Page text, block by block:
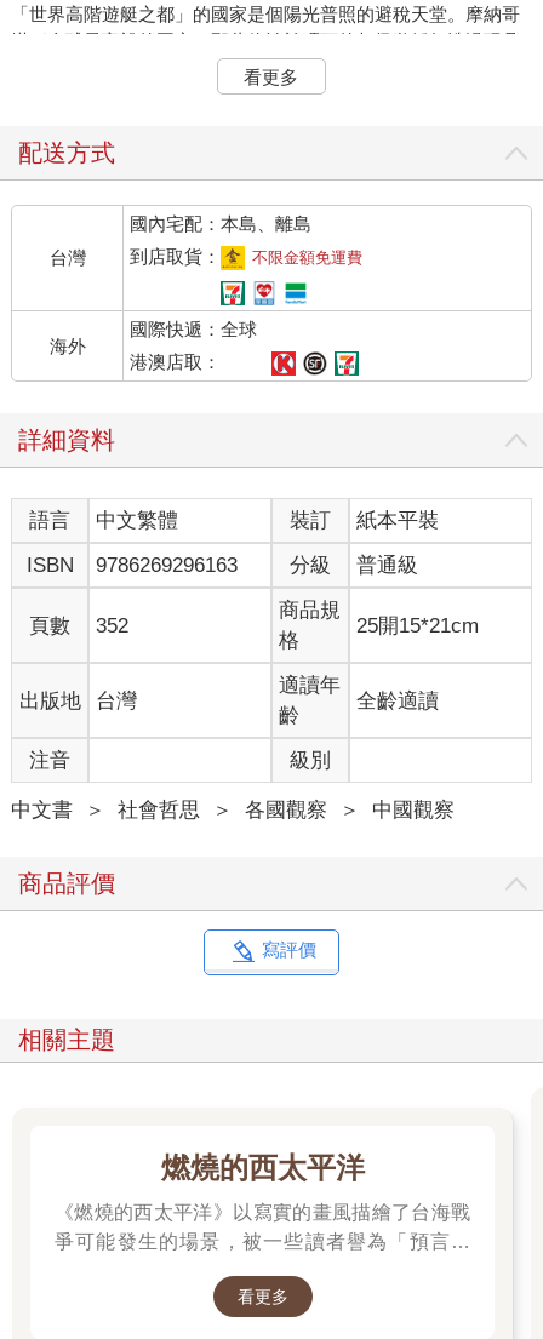
「世界高階遊艇之都」的國家是個陽光普照的避稅天堂。摩納哥
堪稱全球最富裕的國家，那些停泊於碼頭的超級遊艇如洗澡玩具
間位於法國邊境外的民宿。不過有位熟人幫我聯繫上了摩納哥遊
尼爾三世（Prince Rainier III）創立的會員制機構，網站上讚頌其
為「真正在各方面皆有遠見之人」。該俱樂部偶爾也會出租房間
（他們稱為「艙房」）給到當地處理遊艇事宜的人。優雅的特別
專案總監克勞蒂亞．芭提雅妮（Claudia Batthyany）向我展示了
我的艙房，並解釋俱樂部不希望本身變成普通旅館。她說道：
「我們是一個協會，不然這樣（她使了個眼色）就沒那麼特別
了。」
心滿意的地方了。室內靜謐無聲，瀰漫著高雅的氣息，柔和的陽
光從一整面臨水的玻璃窗外灑進來。我彷彿突然置身於遊艇上，
我想那絕非偶然。這間俱樂部是出自英國建築師諾曼．福斯特勳
爵（Lord Norman Foster）之手，旨在喚起戰爭期間的奢華遠洋
郵輪，如《瑪麗皇后號》（Queen Mary）。我看到一張寫在俱樂
部壓紋信紙上的手寫歡迎信，旁邊擺放著一株蘭花與一盒松露巧
克力。信中寫道：「全體團隊皆竭誠為您效勞，以供您美好的住
宿體驗，服務人員敬上。」我向這些為了讓客人感到賓至如歸而
辛勤工作的無名服務人員致意。我望向海面，心中不禁浮現出海
明威筆下老漁夫聖地牙哥對自己所說的話：「別去想著罪孽。那
已太遲了，而且有人可是領著錢在做那種事。」
服務人員向我保證他們會熱情地將晚餐送來（就像在船上那
樣），但我想要看看四周的環境。我查閱了俱樂部的夏季服裝規
範，上面規定要穿白色長褲與藍色西裝外套，而且不鼓勵即興搭
巾」。那條不得佩戴口袋巾的規則我尚能遵守，但我沒有白色長
褲，因此我避開大廳，轉而躲進酒吧。在我身後那桌，有一位臉
生意，或許你根本就不懂銷售。」幾個座位外，一名美國女子正
向一位外國朋友解釋如何與保守派溝通：「如果有人說地球是平
太一樣。』」
達並非在這種環境下出生，她於法國長大，從小在公共海灘游
泳，看著各式船舶從碼頭揚帆而去。不過她天生就是組織大型活
動的料，在攻讀商學院期間，她參與籌辦了學生戲劇節，並從中
獲得極大樂趣。之後，她從事企業活動規劃，並於一九九八年受
距離今年的展期還有五個月，塔拉莉達已經開始處理她認為這份
看更多
配送方式
台灣
國內宅配：本島、離島
到店取貨：
不限金額免運費
海外
國際快遞：全球
港澳店取：
詳細資料
語言 中文繁體 裝訂
紙本平裝
ISBN
9786269296163 分級 普通級
頁數 352
商品規
格
25開15*21cm
出版地 台灣
適讀年
齡
全齡適讀
注音 級別
中文書 ＞ 社會哲思 ＞ 各國觀察 ＞ 中國觀察
商品評價
寫評價
相關主題
燃燒的西太平洋
《燃燒的西太平洋》以寫實的畫風描繪了台海戰
爭可能發生的場景，被一些讀者譽為「預言之
品在CCC連載中。第五集為最新級數，買就抽作
看更多